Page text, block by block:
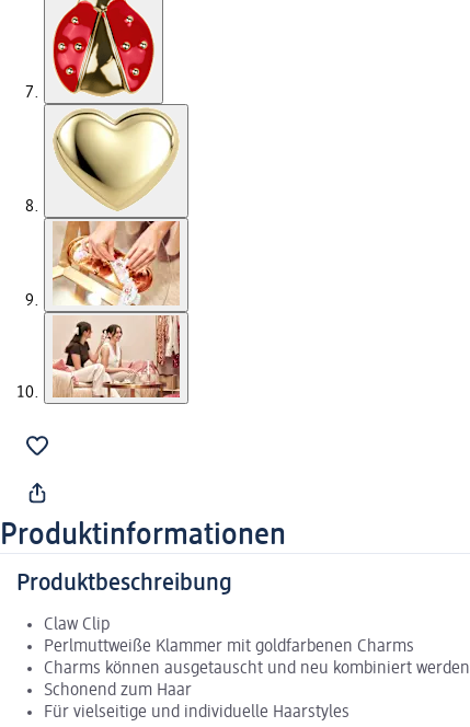
Produktinformationen
Produktbeschreibung
Claw Clip
Perlmuttweiße Klammer mit goldfarbenen Charms
Charms können ausgetauscht und neu kombiniert werden
Schonend zum Haar
Für vielseitige und individuelle Haarstyles